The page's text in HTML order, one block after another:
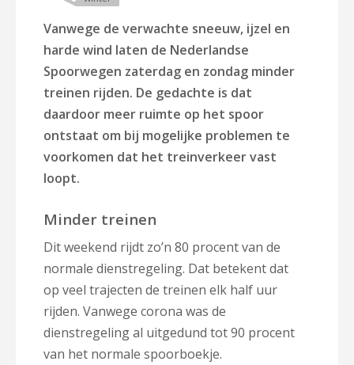
Vanwege de verwachte sneeuw, ijzel en
harde wind laten de Nederlandse
Spoorwegen zaterdag en zondag minder
treinen rijden. De gedachte is dat
daardoor meer ruimte op het spoor
ontstaat om bij mogelijke problemen te
voorkomen dat het treinverkeer vast
loopt.
Minder treinen
Dit weekend rijdt zo’n 80 procent van de
normale dienstregeling. Dat betekent dat
op veel trajecten de treinen elk half uur
rijden. Vanwege corona was de
dienstregeling al uitgedund tot 90 procent
van het normale spoorboekje.